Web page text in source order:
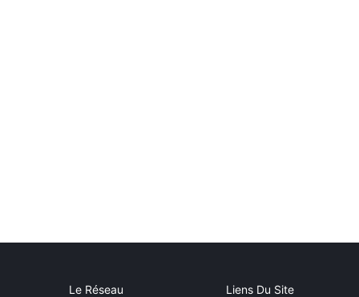
Le Réseau Liens Du Site